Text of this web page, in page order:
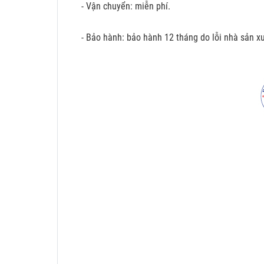
- Vận chuyển: miễn phí.
- Bảo hành: bảo hành 12 tháng do lỗi nhà sản